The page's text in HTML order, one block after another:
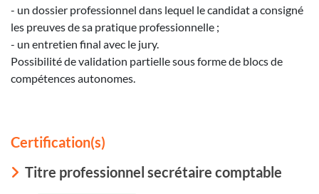
- un dossier professionnel dans lequel le candidat a consigné
les preuves de sa pratique professionnelle ;
- un entretien final avec le jury.
Possibilité de validation partielle sous forme de blocs de
compétences autonomes.
Certification(s)
Titre professionnel secrétaire comptable